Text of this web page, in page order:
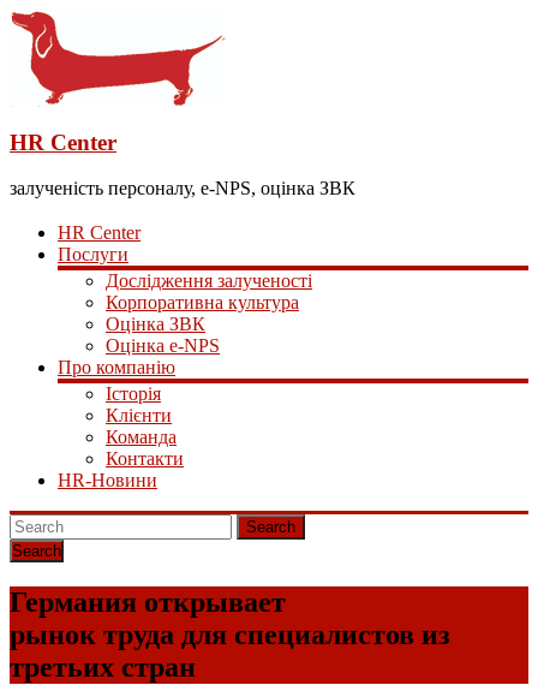
HR Center
залученість персоналу, e-NPS, оцінка ЗВК
HR Center
Послуги
Дослідження залученості
Корпоративна культура
Оцінка ЗВК
Оцінка e-NPS
Про компанію
Історія
Клієнти
Команда
Контакти
HR-Новини
Search
Германия открывает
рынок труда для специалистов из
третьих стран